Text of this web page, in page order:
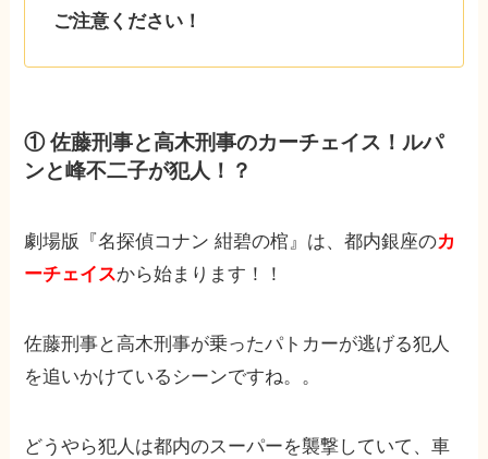
ご注意ください！
① 佐藤刑事と高木刑事のカーチェイス！ルパ
ンと峰不二子が犯人！？
劇場版『名探偵コナン 紺碧の棺』は、都内銀座のカ
ーチェイスから始まります！！
佐藤刑事と高木刑事が乗ったパトカーが逃げる犯人
を追いかけているシーンですね。。
どうやら犯人は都内のスーパーを襲撃していて、車